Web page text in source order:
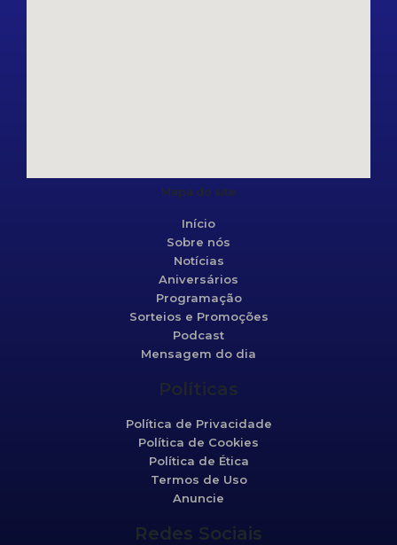
Mapa do site
Início
Sobre nós
Notícias
Aniversários
Programação
Sorteios e Promoções
Podcast
Mensagem do dia
Políticas
Política de Privacidade
Política de Cookies
Política de Ética
Termos de Uso
Anuncie
Redes Sociais